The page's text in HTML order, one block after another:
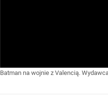
Batman na wojnie z Valencią.